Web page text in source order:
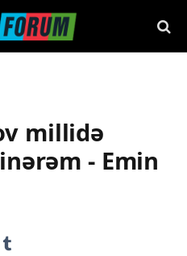
millidə
- Emin